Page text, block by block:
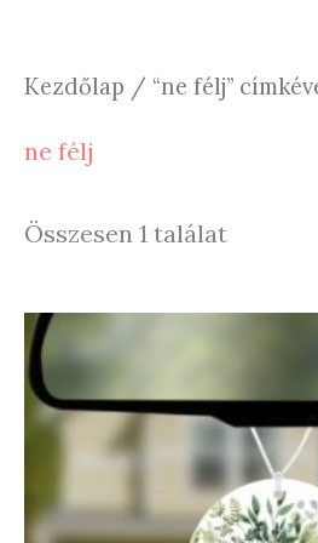
Kezdőlap / “ne félj”
ne félj
Összesen 1 találat